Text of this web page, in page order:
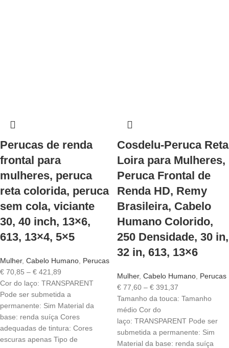
Perucas de renda
frontal para
mulheres, peruca
reta colorida, peruca
sem cola, viciante
30, 40 inch, 13×6,
613, 13×4, 5×5
Mulher, Cabelo Humano Perucas
€ 70,85 – € 421,89
Cor do laço: TRANSPARENT
Pode ser submetida a
permanente: Sim Material da
base: renda suíça Cores
adequadas de tintura: Cores
escuras apenas Tipo de
Cosdelu-Peruca Reta
Loira para Mulheres,
Peruca Frontal de
Renda HD, Remy
Brasileira, Cabelo
Humano Colorido,
250 Densidade, 30 in,
32 in, 613, 13×6
Mulher, Cabelo Humano Perucas
€ 77,60 – € 391,37
Tamanho da touca: Tamanho
médio Cor do
laço: TRANSPARENT Pode ser
submetida a permanente: Sim
Material da base: renda suíça